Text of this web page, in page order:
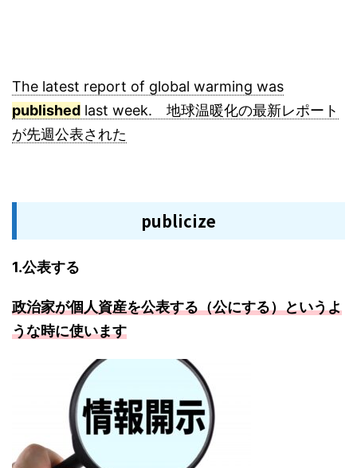
The latest report of global warming was
published last week. 地球温暖化の最新レポート
が先週公表された
publicize
1.公表する
政治家が個人資産を公表する（公にする）というよ
うな時に使います